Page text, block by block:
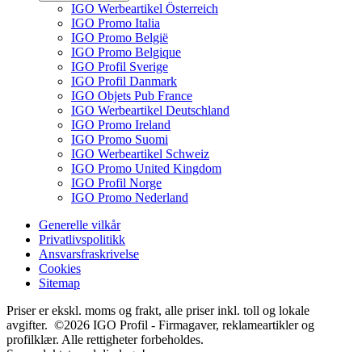
IGO Werbeartikel Österreich
IGO Promo Italia
IGO Promo België
IGO Promo Belgique
IGO Profil Sverige
IGO Profil Danmark
IGO Objets Pub France
IGO Werbeartikel Deutschland
IGO Promo Ireland
IGO Promo Suomi
IGO Werbeartikel Schweiz
IGO Promo United Kingdom
IGO Profil Norge
IGO Promo Nederland
Generelle vilkår
Privatlivspolitikk
Ansvarsfraskrivelse
Cookies
Sitemap
Priser er ekskl. moms og frakt, alle priser inkl. toll og lokale
avgifter. ©2026 IGO Profil - Firmagaver, reklameartikler og
profilklær. Alle rettigheter forbeholdes.